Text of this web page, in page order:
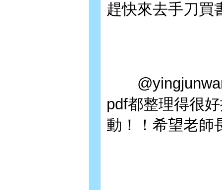
趕快來去手刀買
pdf都整理得很
動！！希望老師